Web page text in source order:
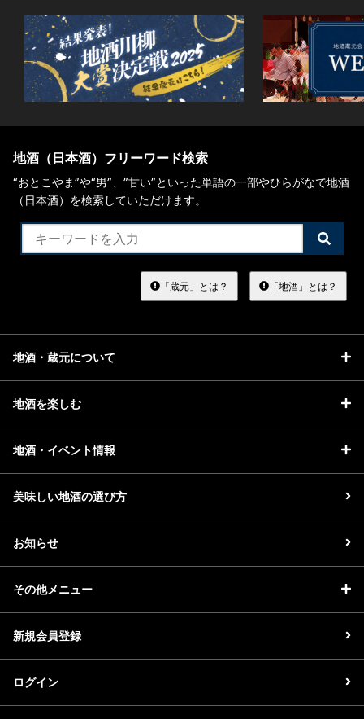
地酒（日本酒）フリーワード検索
“おとこやま”や“男”、”甘い”といった単語の一部やひらがなで地酒
（日本酒）を検索していただけます。
検
索
る
「蔵元」とは？ 「地酒」とは？
地酒・蔵元について
地酒を楽しむ
地酒・イベント情報
美味しい地酒の選び方
お知らせ
その他メニュー
新規会員登録
ログイン